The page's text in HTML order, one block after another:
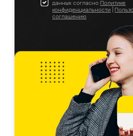
данных согласно Политике
конфиденциальности
соглашению